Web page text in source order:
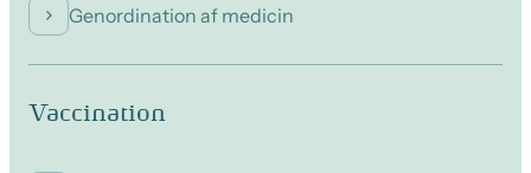
Genordination af medicin
Vaccination